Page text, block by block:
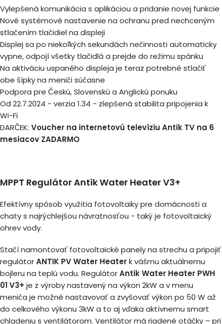
Vylepšená komunikácia s aplikáciou a pridanie novej funkcie
Nové systémové nastavenie na ochranu pred nechceným
stlačením tlačidiel na displeji
Displej sa po niekoľkých sekundách nečinnosti automaticky
vypne, odpojí všetky tlačidlá a prejde do režimu spánku
Na aktiváciu uspaného displeja je teraz potrebné stlačiť
obe šípky na meniči súčasne
Podpora pre Českú, Slovenskú a Anglickú ponuku
Od 22.7.2024 - verzia 1.34 - zlepšená stabilita pripojenia k
Wi-Fi
DARČEK: Voucher na internetovú televíziu Antik TV na 6
mesiacov ZADARMO
MPPT Regulátor Antik Water Heater V3+
Efektívny spôsob využitia fotovoltaiky pre domácnosti a
chaty s najrýchlejšou návratnosťou - taký je fotovoltaický
ohrev vody.
Stačí namontovať fotovoltaické panely na strechu a pripojiť
regulátorANTIK PV Water Heaterk vášmu aktuálnemu
bojleru na teplú vodu. RegulátorAntik Water Heater PWH
01 V3+ je z výroby nastavený na výkon 2kW a v menu
meniča je možné nastavovať a zvyšovať výkon po 50 W až
do celkového výkonu 3kW a to aj vďaka aktívnemu smart
chladeniu s ventilátorom. Ventilátor má riadené otáčky – pri